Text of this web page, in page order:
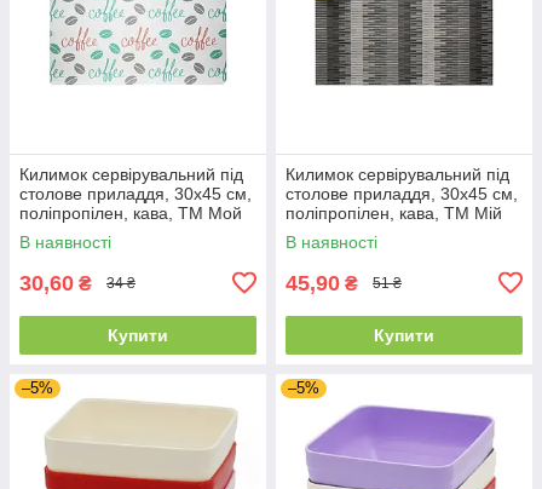
Килимок сервірувальний під
столове приладдя, 30х45 см,
поліпропілен, кава, ТМ Мой
Дом 01571
В наявності
30,60 ₴ 34 ₴
Купити
Килимок сервірувальний під
столове приладдя, 30х45 см,
поліпропілен, кава, ТМ Мій
Дім 01575
В наявності
45,90 ₴ 51 ₴
Купити
–5% –5%